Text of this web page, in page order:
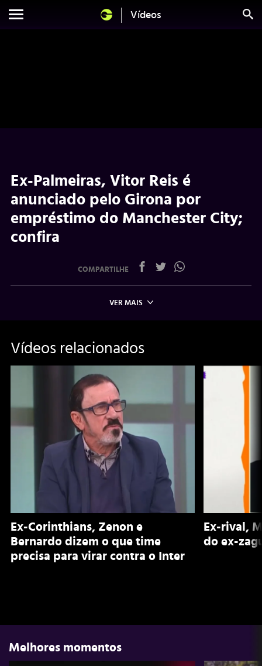
Vídeos
Ex-Palmeiras, Vitor Reis é
anunciado pelo Girona por
empréstimo do Manchester City;
confira
COMPARTILHE
VER MAIS
Vídeos relacionados
Ex-Corinthians, Zenon e
Bernardo dizem o que time
precisa para virar contra o Inter
Ex-rival,
do ex-
Melhores momentos